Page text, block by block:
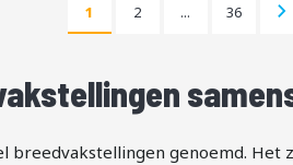
Pagina
U lees momenteel pagina
1 Pagina
2 ... Pagina
36
breedvakstellingen genoemd. Het